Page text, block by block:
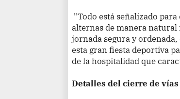
"Todo está señalizado
alternas de manera
jornada segura y
esta gran fiesta deportiva
de la hospitalidad que
Detalles del cierre de